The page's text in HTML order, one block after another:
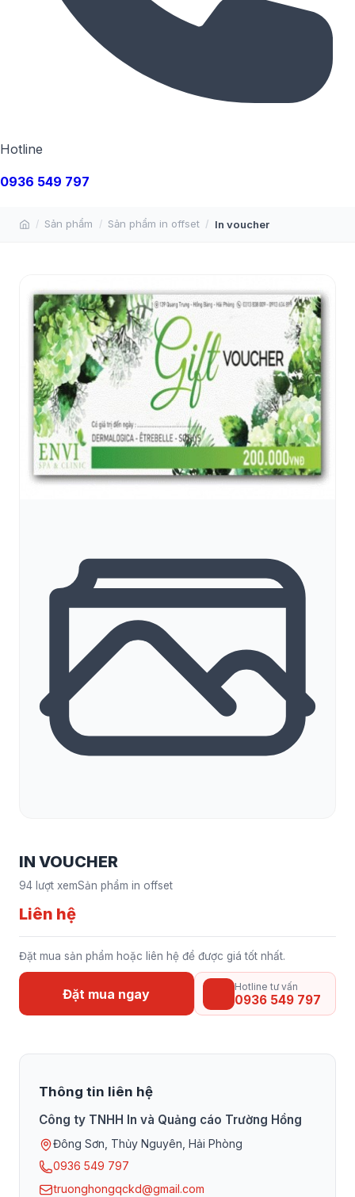
Hotline
0936 549 797
Sản phẩm Sản phẩm in offset In voucher
IN VOUCHER
94 lượt xemSản phẩm in offset
Liên hệ
Đặt mua sản phẩm hoặc liên hệ để được giá tốt nhất.
Đặt mua ngay Hotline tư vấn
0936 549 797
Thông tin liên hệ
Công ty TNHH In và Quảng cáo Trường Hồng
Đông Sơn, Thủy Nguyên, Hải Phòng
0936 549 797
truonghongqckd@gmail.com